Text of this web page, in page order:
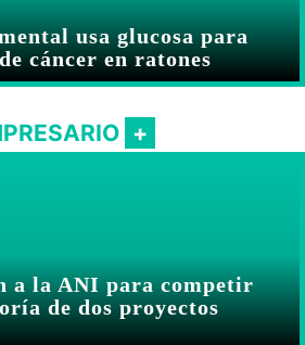
usa glucosa para
cáncer en ratones
a la ANI para competir
de dos proyectos